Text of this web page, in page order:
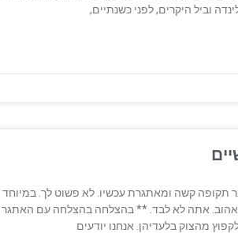
וביל היקרים, לפני כשנתיים,
תקופה קשה ומאתגרת עכשיו. לא פשוט לך.
אתה לא לבד. ** בהצלחה בהצלחה עם
מהצוק בלעדיהן. אנחנו יודעים